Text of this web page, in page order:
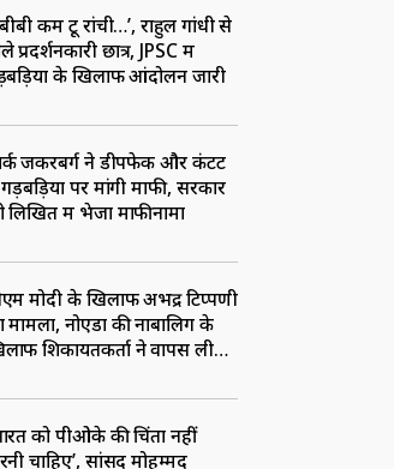
कम टू रांची…’, राहुल गांधी से
प्रदर्शनकारी छात्र, JPSC में
के खिलाफ आंदोलन जारी
जकरबर्ग ने डीपफेक और कंटेंट
पर मांगी माफी, सरकार
लिखित में भेजा माफीनामा
मोदी के खिलाफ अभद्र टिप्पणी
मामला, नोएडा की नाबालिग के
शिकायतकर्ता ने वापस ली
को पीओके की चिंता नहीं
चाहिए’, सांसद मोहम्मद